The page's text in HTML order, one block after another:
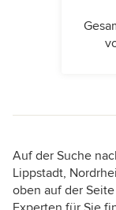
Auf der Suche
Lippstadt,
oben auf der